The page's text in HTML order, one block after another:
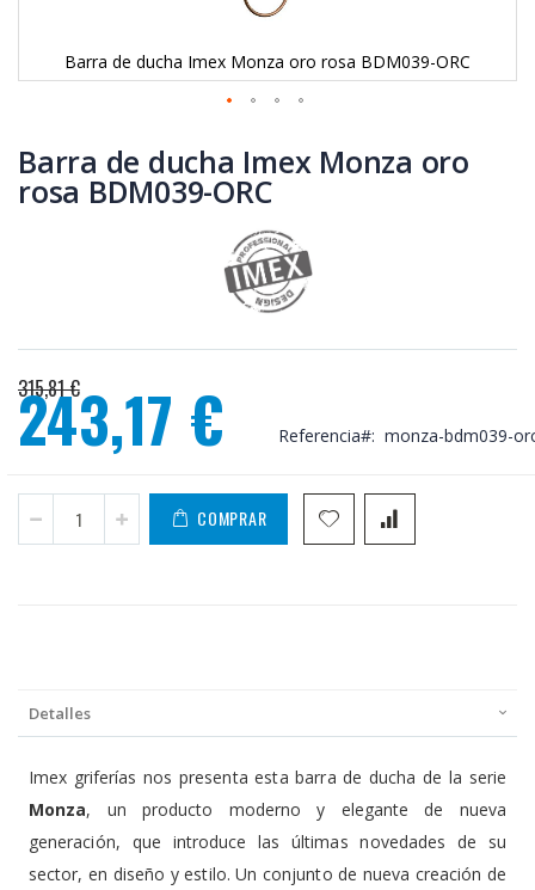
Barra de ducha Imex Monza oro rosa BDM039-ORC
al
comienzo
de
Barra de ducha Imex Monza oro
rosa BDM039-ORC
315,81 €
Precio
especial
243,17 € Referencia monza-bdm039-
COMPRAR
Detalles
Imex griferías nos presenta esta barra de ducha de la serie
Monza, un producto moderno y elegante de nueva
generación, que introduce las últimas novedades de su
sector, en diseño y estilo. Un conjunto de nueva creación de